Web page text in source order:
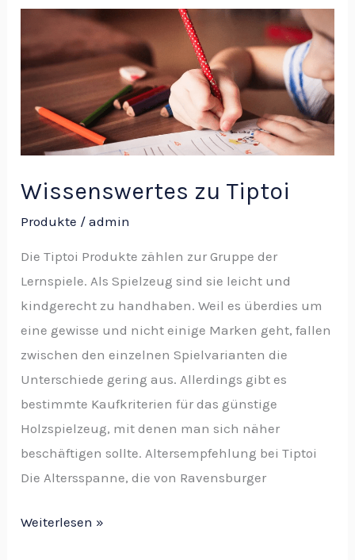
Wissenswertes zu Tiptoi
Produkte /admin
Die Tiptoi Produkte zählen zur Gruppe der
Lernspiele. Als Spielzeug sind sie leicht und
kindgerecht zu handhaben. Weil es überdies um
eine gewisse und nicht einige Marken geht, fallen
zwischen den einzelnen Spielvarianten die
Unterschiede gering aus. Allerdings gibt es
bestimmte Kaufkriterien für das günstige
Holzspielzeug, mit denen man sich näher
beschäftigen sollte. Altersempfehlung bei Tiptoi
Die Altersspanne, die von Ravensburger
Wissenswertes
zu
Tiptoi
Weiterlesen »